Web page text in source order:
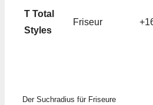
T Total
Styles
Friseur
Der Suchradius für Friseure